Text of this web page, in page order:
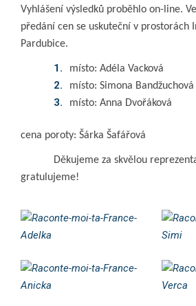
Vyhlášení výsledků proběhlo on-line.
předání cen se uskuteční v prostorách
Pardubice.
místo: Adéla Vacková
místo: Simona Bandžuchová
místo: Anna Dvořáková
cena poroty: Šárka Šafářová
Děkujeme za skvělou
gratulujeme!